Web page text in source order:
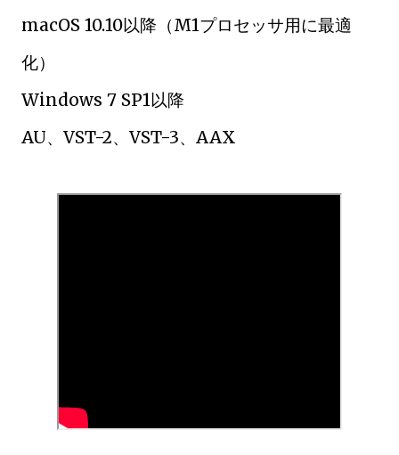
macOS 10.10以降（M1プロセッサ用に最適
化）
Windows 7 SP1以降
AU、VST-2、VST-3、AAX